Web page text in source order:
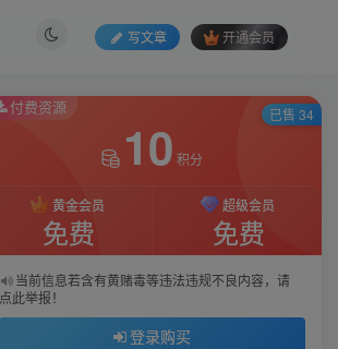
写文章 开通会员
付费资源
10 积分
黄金会员
免费
超级会员
免费
当前信息若含有黄赌毒等违法违规不良内容，请
点此举报！
登录购买
已售 34